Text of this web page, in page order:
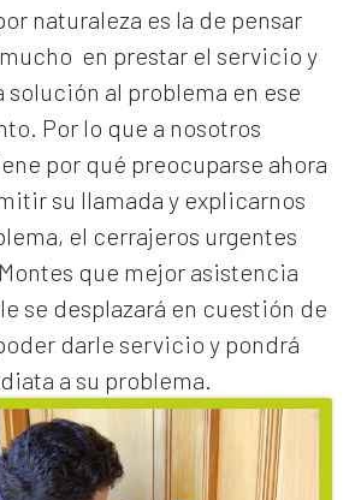
naturaleza es la de pensar
en prestar el servicio y
solución al problema en ese
Por lo que a nosotros
por qué preocuparse ahora
su llamada y explicarnos
el cerrajeros urgentes
que mejor asistencia
se desplazará en cuestión de
darle servicio y pondrá
a su problema.